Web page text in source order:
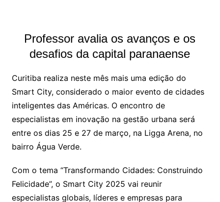
Professor avalia os avanços e os
desafios da capital paranaense
Curitiba realiza neste mês mais uma edição do
Smart City, considerado o maior evento de cidades
inteligentes das Américas. O encontro de
especialistas em inovação na gestão urbana será
entre os dias 25 e 27 de março, na Ligga Arena, no
bairro Água Verde.
Com o tema “Transformando Cidades: Construindo
Felicidade”, o Smart City 2025 vai reunir
especialistas globais, líderes e empresas para